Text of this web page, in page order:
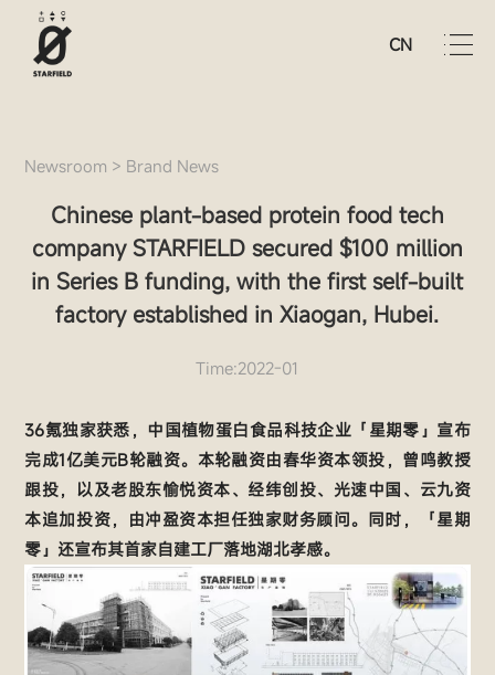
CN
Newsroom > Brand News
Chinese plant-based protein food tech
company STARFIELD secured $100 million
in Series B funding, with the first self-built
factory established in Xiaogan, Hubei.
Time:2022-01
36氪独家获悉，中国植物蛋白食品科技企业「星期零」宣布
完成1亿美元B轮融资。本轮融资由春华资本领投，曾鸣教授
跟投，以及老股东愉悦资本、经纬创投、光速中国、云九资
本追加投资，由冲盈资本担任独家财务顾问。同时，「星期
零」还宣布其首家自建工厂落地湖北孝感。